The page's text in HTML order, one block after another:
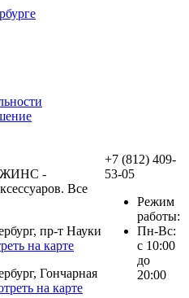
-
Все
пр-т Науки
на карте
Гончарная
на карте
+7 (812) 409-
53-05
Режим
работы:
Пн-Вс:
с 10:00
до
20:00